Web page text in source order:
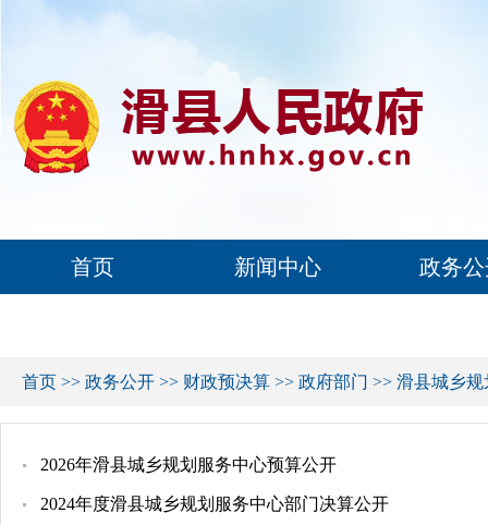
首页 新闻中心 政务
首页 >> 政务公开 >> 财政预决算 >> 政府部门 >> 滑县城乡
2026年滑县城乡规划服务中心预算公开
2024年度滑县城乡规划服务中心部门决算公开